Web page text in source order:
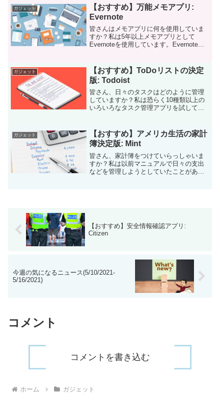
いです。海外に住んでみると初めて経験
するのですが、いくつかの...
ガジェット
【おすすめ】万能メモアプリ:
Evernote
皆さんはメモアプリに何を使用していま
すか？私は5年以上メモアプリとして
Evernoteを使用しています。Evernoteの
で購入した書籍のハイライト部分を気軽
に保存...
ガジェット
【おすすめ】ToDoリストの決定
版: Todoist
皆さん、日々のタスクはどのように管理
していますか？私は恐らく10種類以上の
いろいろなタスク管理アプリを試してき
用することに落ち着きました。今回は私
がTodois...
ガジェット
【おすすめ】アメリカ生活の家計
簿決定版: Mint
皆さん、家計簿をつけていらっしゃいま
すか？私は以前マニュアルで日々の支出
などを管理しようとしていたことがあり
【おすすめ】安全情報確認アプリ:
Citizen
今週の気になるニュース(5/10/2021-
5/16/2021)
コメント
コメントを書き込む
ホーム ガジェット